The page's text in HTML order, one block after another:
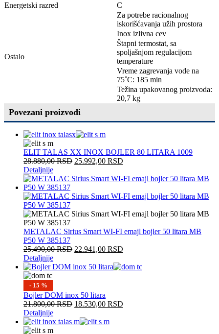
Energetski razred
C
Ostalo
Za potrebe racionalnog
iskorišćavanja užih prostora
Inox izlivna cev
Štapni termostat, sa
spoljašnjom regulacijom
temperature
Vreme zagrevanja vode na
75˚C: 185 min
Težina upakovanog proizvoda:
20,7 kg
Povezani proizvodi
ELIT TALAS XX INOX BOJLER 80 LITARA 1009
28.880,00RSD 25.992,00 RSD
Detaljnije
METALAC Sirius Smart WI-FI emajl bojler 50 litara MB
P50 W 385137
25.490,00RSD 22.941,00 RSD
Detaljnije
- 15 %
Bojler DOM inox 50 litara
21.800,00RSD 18.530,00 RSD
Detaljnije